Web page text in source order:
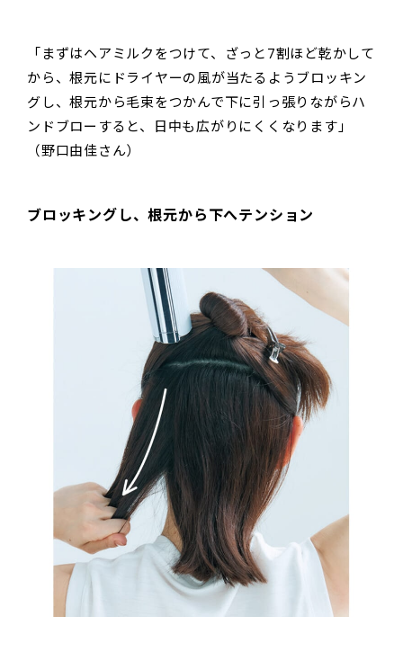
「まずはヘアミルクをつけて、ざっと7割ほど乾かして
から、根元にドライヤーの風が当たるようブロッキン
グし、根元から毛束をつかんで下に引っ張りながらハ
ンドブローすると、日中も広がりにくくなります」
（野口由佳さん）
ブロッキングし、根元から下へテンション